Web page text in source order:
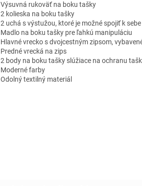
Výsuvná rukoväť na boku tašky
2 kolieska na boku tašky
2 uchá s výstužou, ktoré je možné spojiť k
Madlo na boku tašky pre ľahkú manipuláciu
Hlavné vrecko s dvojcestným zipsom,
Predné vrecká na zips
2 body na boku tašky slúžiace na ochranu
Moderné farby
Odolný textilný materiál